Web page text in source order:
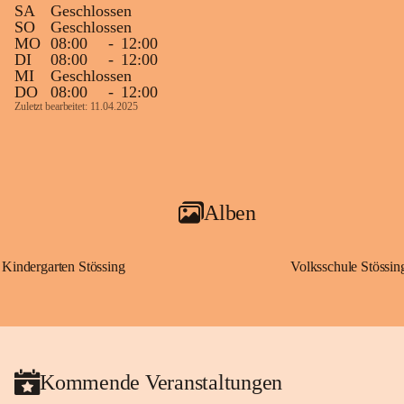
SA
Geschlossen
SO
Geschlossen
MO 08:00 - 12:00
DI
08:00 - 12:00
MI
Geschlossen
DO
08:00 - 12:00
Zuletzt bearbeitet: 11.04.2025
Alben
Kindergarten Stössing Volksschule
Kommende Veranstaltungen